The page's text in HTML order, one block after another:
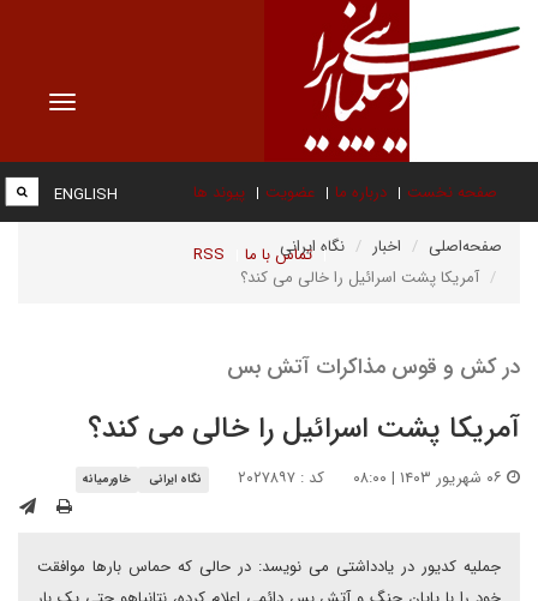
Toggle
صفحه نخست درباره ما عضویت پیوند ها
تماس با ما RSS
ENGLISH
صفحه‌اصلی اخبار
نگاه ایرانی
آمریکا پشت اسرائیل را خالی می کند؟
در کش و قوس مذاکرات آتش بس
آمریکا پشت اسرائیل را خالی می کند؟
کد : ۲۰۲۷۸۹۷ نگاه ایرانی خاورمیانه
جملیه کدیور در یادداشتی می نویسد: در حالی که حماس بارها موافقت